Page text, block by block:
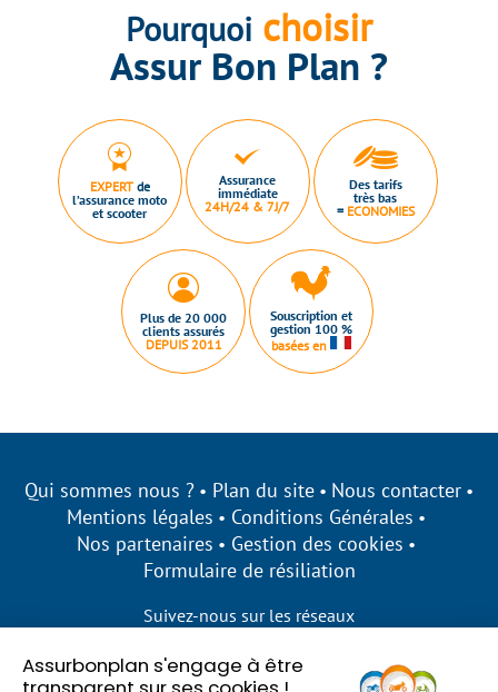
Assurbonplan s'engage à être
Pourquoi choisir
Assur Bon Plan ?
EXPERTde
l’assurance moto
et scooter
Assurance
immédiate
24H/24 & 7J/7
Des tarifs
très bas
= ECONOMIES
Plus de 20 000
clients assurés
DEPUIS 2011
Souscription et
gestion 100 %
basées en
Qui sommes nous ? Plan du site
Nous contacter
Mentions légales
Conditions Générales
Nos partenaires
Gestion des cookies
Formulaire de résiliation
Suivez-nous sur les réseaux